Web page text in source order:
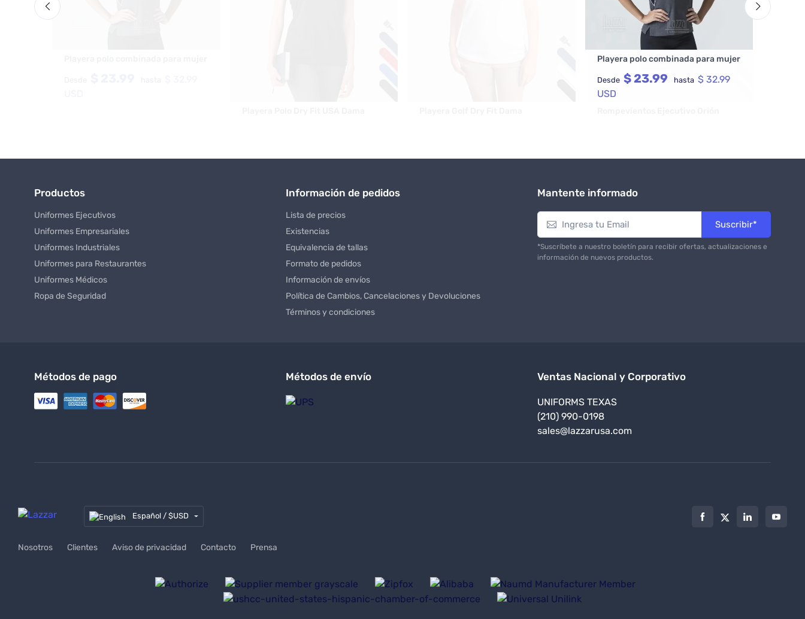
Playera polo combinada para mujer
Desde $ 23.99 hasta $ 32.99
USD
Productos
Uniformes Ejecutivos
Uniformes Empresariales
Uniformes Industriales
Uniformes para Restaurantes
Uniformes Médicos
Ropa de Seguridad
Información de pedidos
Lista de precios
Existencias
Equivalencia de tallas
Formato de pedidos
Información de envíos
Política de Cambios, Cancelaciones y Devoluciones
Términos y condiciones
Mantente informado
Suscribir*
*Suscríbete a nuestro boletín para recibir ofertas, actualizaciones e
información de nuevos productos.
Métodos de pago Métodos de envío Ventas Nacional y Corporativo
UNIFORMS FLORIDA
UNIFORMS TEXAS
UNIFORMS CALIFORNIA
(619) 245-7561
hello@lazzarusa.com
Español / $USD
Nosotros Clientes Aviso de privacidad Contacto Prensa